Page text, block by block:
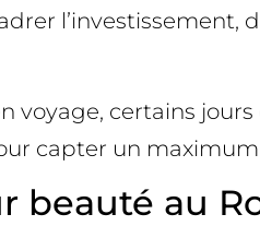
l’investissement,
voyage, certains
capter un
au